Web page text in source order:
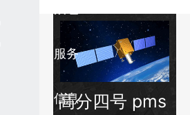
服务
信息
高分四号 pms